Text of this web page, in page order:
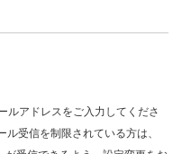
ルアドレスをご入力してくださ
受信を制限されている方は、